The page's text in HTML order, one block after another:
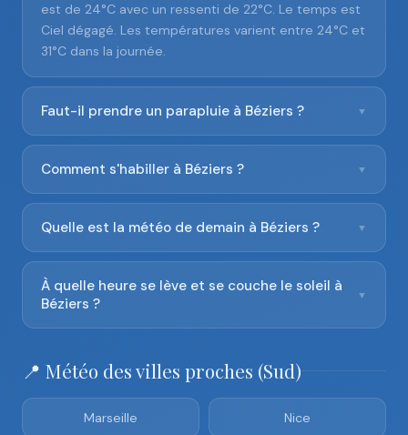
est de 24°C avec un ressenti de 22°C. Le temps est
Ciel dégagé. Les températures varient entre 24°C et
31°C dans la journée.
Faut-il prendre un parapluie à Béziers ? ▼
Comment s'habiller à Béziers ? ▼
Quelle est la météo de demain à Béziers ? ▼
À quelle heure se lève et se couche le soleil à
Béziers ?
▼
📍 Météo des villes proches (Sud)
Marseille Nice